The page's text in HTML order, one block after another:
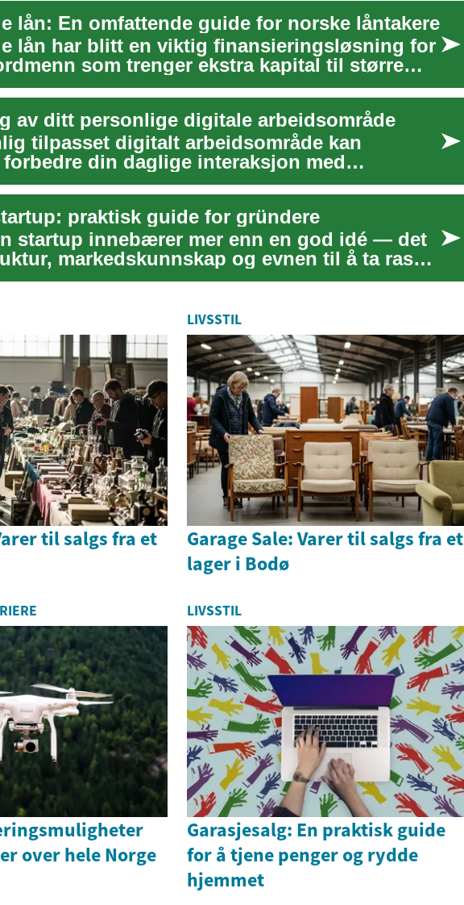
lån: En omfattende guide for norske låntakere
lån har blitt en viktig finansieringsløsning for
som trenger ekstra kapital til større
av ditt personlige digitale arbeidsområde
tilpasset digitalt arbeidsområde kan
din daglige interaksjon med
Ved å ...
praktisk guide for gründere
startup innebærer mer enn en god idé — det
markedskunnskap og evnen til å ta raske
til salgs fra et
LIVSSTIL
Garage Sale: Varer til salgs fra et
lager i Bodø
over hele Norge
LIVSSTIL
Garasjesalg: En praktisk guide
for å tjene penger og rydde
hjemmet